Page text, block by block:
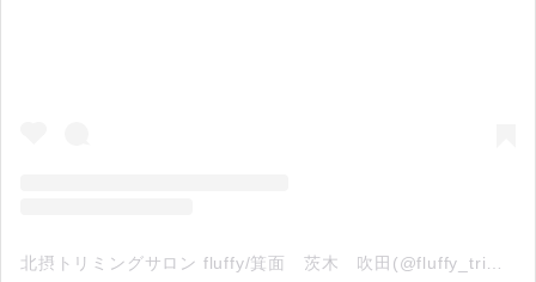
北摂トリミングサロン fluffy/箕面 茨木 吹田(@fluffy_trimming)がシェアした投稿